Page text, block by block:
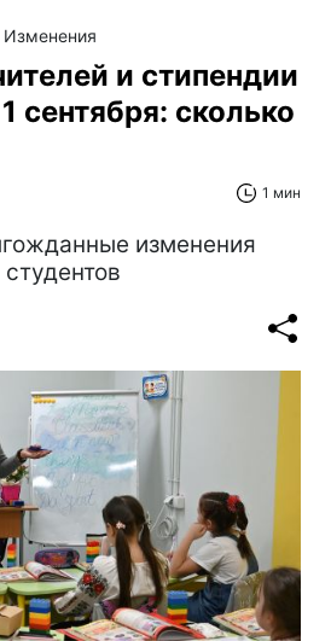
Изменения
и стипендии
сентября: сколько
1 мин
изменения